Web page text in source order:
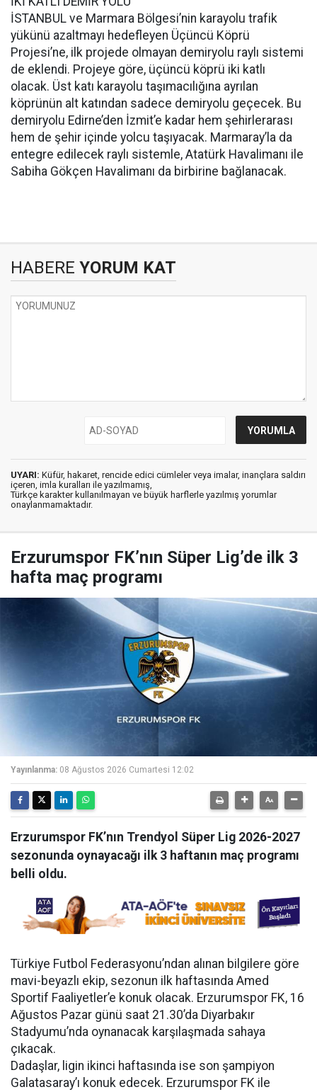
İSTANBUL ve Marmara Bölgesi’nin karayolu trafik
yükünü azaltmayı hedefleyen Üçüncü Köprü
Projesi’ne, ilk projede olmayan demiryolu raylı sistemi
de eklendi. Projeye göre, üçüncü köprü iki katlı
olacak. Üst katı karayolu taşımacılığına ayrılan
köprünün alt katından sadece demiryolu geçecek. Bu
demiryolu Edirne’den İzmit’e kadar hem şehirlerarası
hem de şehir içinde yolcu taşıyacak. Marmaray’la da
entegre edilecek raylı sistemle, Atatürk Havalimanı ile
Sabiha Gökçen Havalimanı da birbirine bağlanacak.
HABERE YORUM KAT
UYARI: Küfür, hakaret, rencide edici cümleler veya imalar, inançlara saldırı
içeren, imla kuralları ile yazılmamış,
Türkçe karakter kullanılmayan ve büyük harflerle yazılmış yorumlar
onaylanmamaktadır.
Erzurumspor FK’nın Süper Lig’de ilk 3
hafta maç programı
Yayınlanma: 08 Ağustos 2026 Cumartesi 12:02
Erzurumspor FK’nın Trendyol Süper Lig 2026-2027
sezonunda oynayacağı ilk 3 haftanın maç programı
belli oldu.
Türkiye Futbol Federasyonu’ndan alınan bilgilere göre
mavi-beyazlı ekip, sezonun ilk haftasında Amed
Sportif Faaliyetler’e konuk olacak. Erzurumspor FK, 16
Ağustos Pazar günü saat 21.30’da Diyarbakır
Stadyumu’nda oynanacak karşılaşmada sahaya
çıkacak.
Dadaşlar, ligin ikinci haftasında ise son şampiyon
Galatasaray’ı konuk edecek. Erzurumspor FK ile